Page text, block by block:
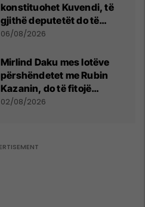
konstituohet Kuvendi, të
gjithë deputetët do të
bëjnë shkelje të rëndë
06/08/2026
Mirlind Daku mes lotëve
përshëndetet me Rubin
Kazanin, do të fitojë
miliona te Spartak Moska
02/08/2026